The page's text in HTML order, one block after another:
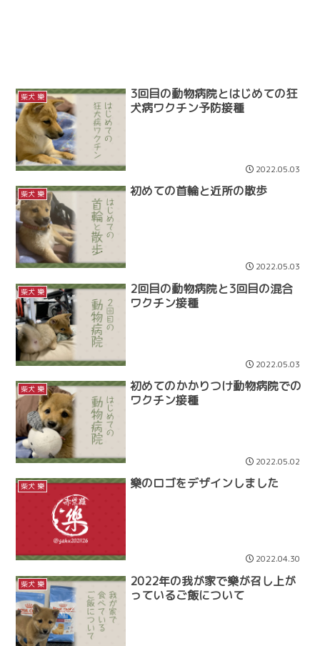
柴犬 樂
3回目の動物病院とはじめての狂
犬病ワクチン予防接種
2022.05.03
柴犬 樂 初めての首輪と近所の散歩
2022.05.03
柴犬 樂
2回目の動物病院と3回目の混合
ワクチン接種
2022.05.03
柴犬 樂
初めてのかかりつけ動物病院での
ワクチン接種
2022.05.02
柴犬 樂 樂のロゴをデザインしました
2022.04.30
柴犬 樂
2022年の我が家で樂が召し上が
っているご飯について